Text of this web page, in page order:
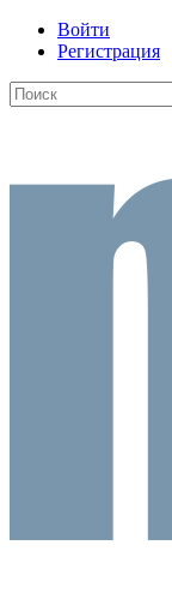
Войти
Регистрация